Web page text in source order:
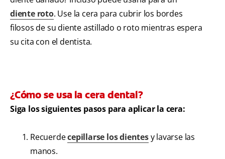
diente roto. Use la cera para cubrir los bordes
filosos de su diente astillado o roto mientras espera
su cita con el dentista.
¿Cómo se usa la cera dental?
Siga los siguientes pasos para aplicar la cera:
Recuerdecepillarse los dientesy lavarse las
manos.